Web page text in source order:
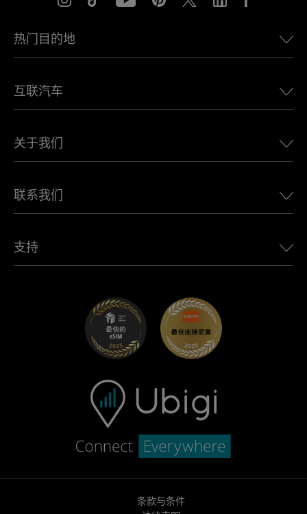
热门目的地
欧洲eSIM
加拿大eSIM
非洲最佳eSIM
查看所有目的地
互联汽车
适用于 LandRover 的 Ubigi
适用于 Jeep 的 Ubigi
适用于 Mini 的 Ubigi
适用于 Maserati 的 Ubigi
关于我们
Ubigi在媒体上
Ubigi应用程序
联系我们
联盟计划
支持
条款与条件